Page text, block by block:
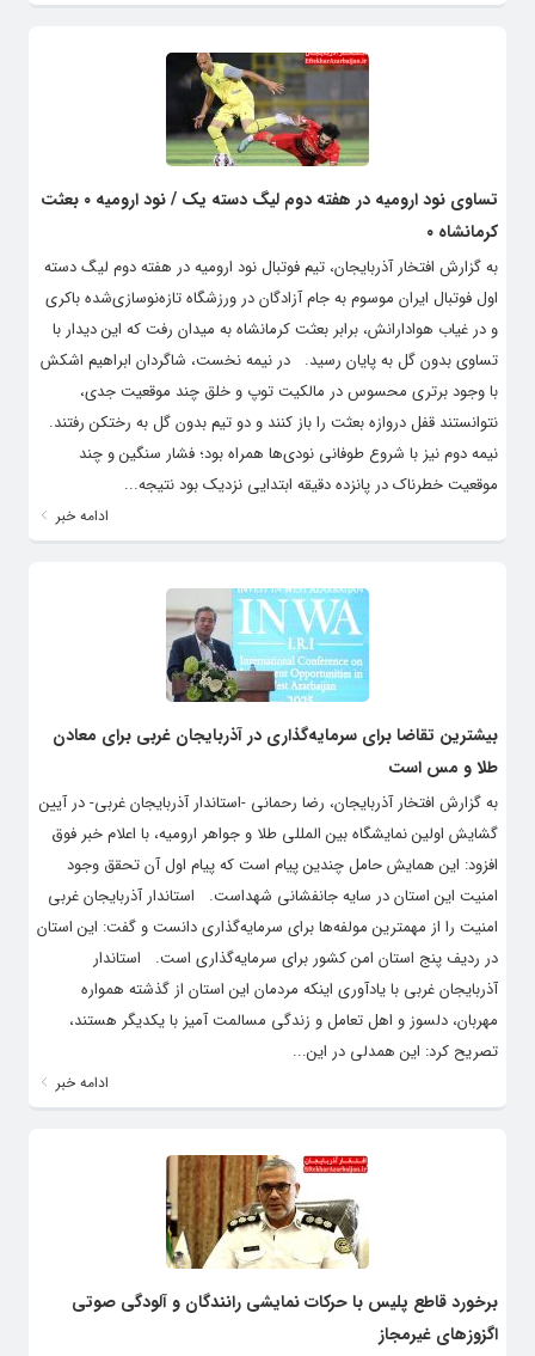
تساوی نود ارومیه در هفته دوم لیگ دسته یک / نود ارومیه ۰ بعثت
کرمانشاه ۰
به گزارش افتخار آذربایجان، تیم فوتبال نود ارومیه در هفته دوم لیگ دسته
اول فوتبال ایران موسوم به جام آزادگان در ورزشگاه تازه‌نوسازی‌شده باکری
و در غیاب هوادارانش، برابر بعثت کرمانشاه به میدان رفت که این دیدار با
تساوی بدون گل به پایان رسید. در نیمه نخست، شاگردان ابراهیم اشکش
با وجود برتری محسوس در مالکیت توپ و خلق چند موقعیت جدی،
نتوانستند قفل دروازه بعثت را باز کنند و دو تیم بدون گل به رختکن رفتند.
نیمه دوم نیز با شروع طوفانی نودی‌ها همراه بود؛ فشار سنگین و چند
موقعیت خطرناک در پانزده دقیقه ابتدایی نزدیک بود نتیجه...
ادامه خبر
بیشترین تقاضا برای سرمایه‌گذاری در آذربایجان غربی برای معادن
طلا و مس است
به گزارش افتخار آذربایجان، رضا رحمانی -استاندار آذربایجان غربی- در آیین
گشایش اولین نمایشگاه بین المللی طلا و جواهر ارومیه، با اعلام خبر فوق
افزود: این همایش حامل چندین پیام است که پیام اول آن تحقق وجود
امنیت این استان در سایه جانفشانی شهداست. استاندار آذربایجان غربی
امنیت را از مهمترین مولفه‌ها برای سرمایه‌گذاری دانست و گفت: این استان
در ردیف پنج استان امن کشور برای سرمایه‌گذاری است. استاندار
آذربایجان غربی با یادآوری اینکه مردمان این استان از گذشته همواره
مهربان، دلسوز و اهل تعامل و زندگی مسالمت آمیز با یکدیگر هستند،
تصریح کرد: این همدلی در این...
ادامه خبر
برخورد قاطع پلیس با حرکات نمایشی رانندگان و آلودگی صوتی
اگزوزهای غیرمجاز